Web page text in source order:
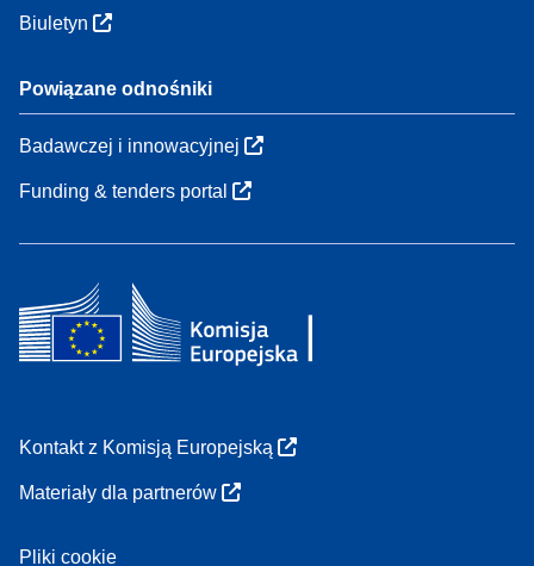
Biuletyn
Powiązane odnośniki
Badawczej i innowacyjnej
Funding & tenders portal
Kontakt z Komisją Europejską
Materiały dla partnerów
Pliki cookie